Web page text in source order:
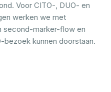
Voor CITO-, DUO- en
werken we met
second-marker-flow en
kunnen doorstaan.